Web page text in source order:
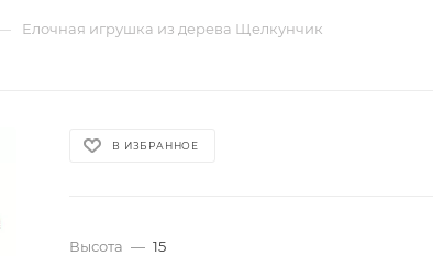
Елочная игрушка из дерева Щелкунчик
В ИЗБРАННОЕ
Высота — 15